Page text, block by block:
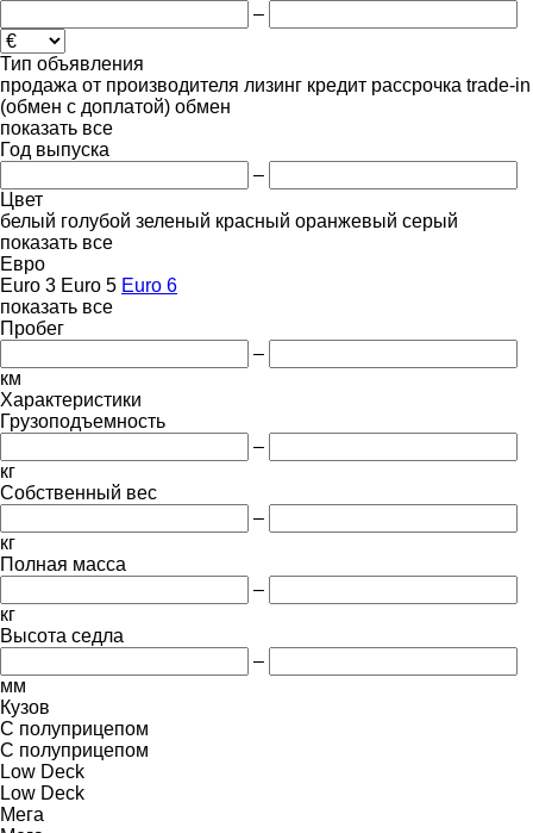
–
Тип объявления
продажа от производителя лизинг кредит рассрочка trade-in
(обмен с доплатой) обмен
показать все
Год выпуска
–
Цвет
белый голубой зеленый красный оранжевый серый
показать все
Евро
Euro 3 Euro 5 Euro 6
показать все
Пробег
–
км
Характеристики
Грузоподъемность
–
кг
Собственный вес
–
кг
Полная масса
–
кг
Высота седла
–
мм
Кузов
С полуприцепом
С полуприцепом
Low Deck
Low Deck
Мега